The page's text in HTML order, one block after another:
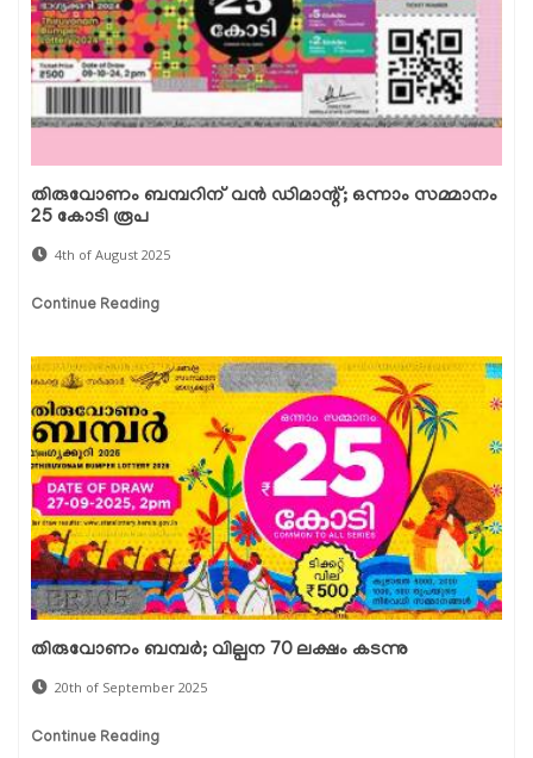
തിരുവോണം ബമ്പറിന് വൻ ഡിമാന്റ്; ഒന്നാം സമ്മാനം
25 കോടി രൂപ
4th of August 2025
Continue Reading
തിരുവോണം ബമ്പർ; വില്പന 70 ലക്ഷം കടന്നു
20th of September 2025
Continue Reading